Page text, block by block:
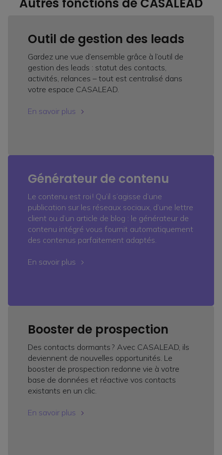
Outil de gestion des leads
Gardez une vue d’ensemble grâce à l’outil de
gestion des leads : statut des contacts,
activités, relances – tout est centralisé dans
votre espace CASALEAD.
En savoir plus
Générateur de contenu
Le contenu est roi ! Qu’il s’agisse d’une
publication sur les réseaux sociaux, d’une lettre
client ou d’un article de blog : le générateur de
contenu intégré vous fournit automatiquement
des contenus parfaitement adaptés.
En savoir plus
Booster de prospection
Des contacts dormants ? Avec CASALEAD, ils
deviennent de nouvelles opportunités. Le
booster de prospection redonne vie à votre
base de données et réactive vos contacts
existants en un clic.
En savoir plus